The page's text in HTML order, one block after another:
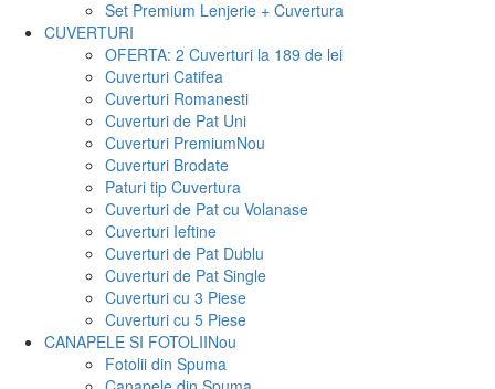
Set Premium Lenjerie + Cuvertura
CUVERTURI
OFERTA: 2 Cuverturi la 189 de lei
Cuverturi Catifea
Cuverturi Romanesti
Cuverturi de Pat Uni
Cuverturi PremiumNou
Cuverturi Brodate
Paturi tip Cuvertura
Cuverturi de Pat cu Volanase
Cuverturi Ieftine
Cuverturi de Pat Dublu
Cuverturi de Pat Single
Cuverturi cu 3 Piese
Cuverturi cu 5 Piese
CANAPELE SI FOTOLIINou
Fotolii din Spuma